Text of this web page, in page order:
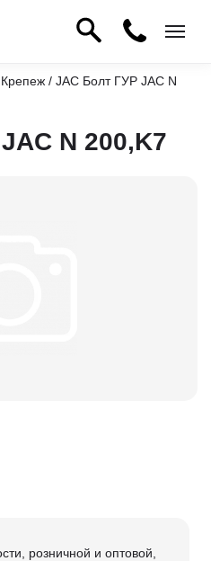
Крепеж / JAC Болт ГУР JAC N
N 200,K7
розничной и оптовой,